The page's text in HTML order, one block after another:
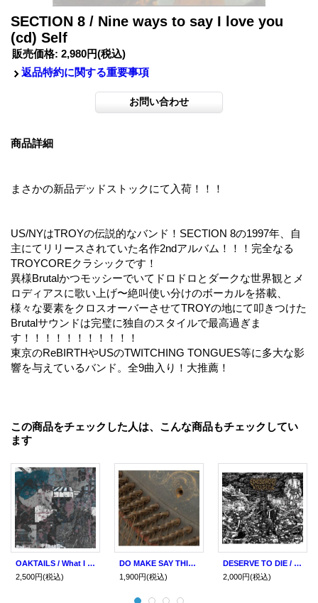
SECTION 8 / Nine ways to say I love you
(cd) Self
販売価格: 2,980円(税込)
返品特約に関する重要事項
商品詳細
まさかの新品デッドストックにて入荷！！！
US/NYはTROYの伝説的なバンド！SECTION 8の1997年、自
主にてリリースされていた名作2ndアルバム！！！完全なる
TROYCOREクラシックです！
異様Brutalかつモッシーでいてドロドロとダークな世界観とメ
ロディアスに歌い上げ〜絶叫使い分けのボーカルを搭載、
様々な要素をクロスオーバーさせてTROYの地にて叩きつけた
Brutalサウンドは完璧に独自のスタイルで最高過ぎま
す！！！！！！！！！！！
東京のReBIRTHやUSのTWITCHING TONGUES等に多大な影
響を与えているバンド。全9曲入り！大推薦！
この商品をチェックした人は、こんな商品もチェックしてい
ます
OAKTAILS / What I think / what I love (cd) Hijispa
2,500円(税込)
DO MAKE SAY THINK / You, You're A History In Rust (cd) Constellation Records
1,900円(税込)
DESERVE TO DIE / st (cd) Self
2,000円(税込)